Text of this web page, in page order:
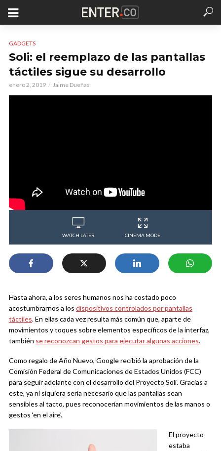
GADGETS
Soli: el reemplazo de las pantallas
táctiles sigue su desarrollo
enero 2, 2019 Jaime Dueñas
WATCH LATER CINEMA MODE
Hasta ahora, a los seres humanos nos ha costado poco
acostumbrarnos a los dispositivos controlados por pantallas
táctiles. En ellas cada vez resulta más común que, aparte de
movimientos y toques sobre elementos específicos de la interfaz,
también se reconozcan gestos para ejecutar algunas acciones.
Como regalo de Año Nuevo, Google recibió la aprobación de la
Comisión Federal de Comunicaciones de Estados Unidos (FCC)
para seguir adelante con el desarrollo del Proyecto Soli. Gracias a
este, ya ni siquiera sería necesario que las pantallas sean
sensibles al tacto, pues reconocerían movimientos de las manos o
gestos ‘en el aire’.
El proyecto
estaba